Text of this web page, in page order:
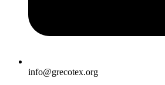
info@grecotex.org